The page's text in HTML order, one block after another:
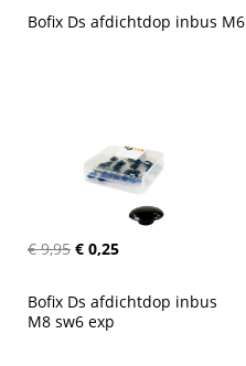
Bofix Ds afdichtdop inbus M6
€ 9,95 € 0,25
Bofix Ds afdichtdop inbus
M8 sw6 exp